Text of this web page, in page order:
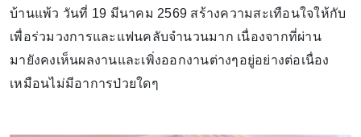
บ้านแพ้ว วันที่ 19 มีนาคม 2569 สร้างความสะเทือนใจให้กับ
เพื่อร่วมวงการและแฟนคลับจำนวนมาก เนื่องจากที่ผ่าน
มายังคงเห็นผลงานและเพิ่งออกงานต่างๆอยู่อย่างต่อเนื่อง
เหมือนไม่มีอาการป่วยใดๆ